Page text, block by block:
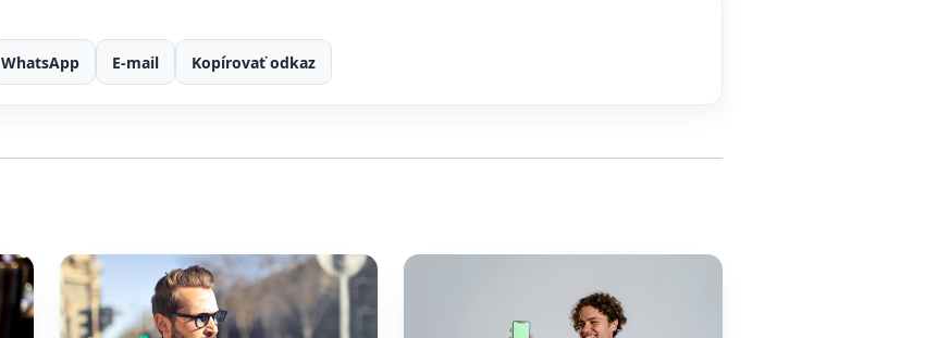
WhatsApp E-mail Kopírovať odkaz